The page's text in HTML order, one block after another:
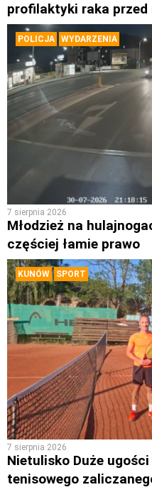
profilaktyki raka przed
POLICJA WYDARZENIA
7 sierpnia 2026
Młodzież na
częściej łamie prawo
KUNÓW SPORT
7 sierpnia 2026
Nietulisko Duże
tenisowego